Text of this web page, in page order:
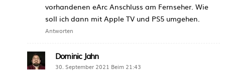
vorhandenen eArc Anschluss am Fernseher. Wie
soll ich dann mit Apple TV und PS5 umgehen.
Antworten
Dominic Jahn
30. September 2021 Beim 21:43